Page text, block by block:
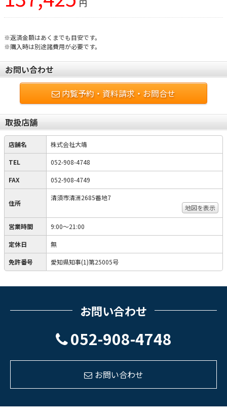
円
※返済金額はあくまでも目安です。
※購入時は別途諸費用が必要です。
お問い合わせ
内覧予約・資料請求・お問合せ
取扱店舗
店舗名 株式会社大靖
TEL 052-908-4748
FAX 052-908-4749
住所
清須市清洲2685番地7
地図を表示
営業時間 9:00～21:00
定休日 無
免許番号 愛知県知事(1)第25005号
お問い合わせ
052-908-4748
お問い合わせ